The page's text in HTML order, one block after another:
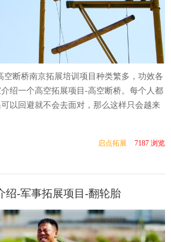
空断桥南京拓展培训项目种类繁多，功效各
绍一个高空拓展项目-高空断桥。每个人都
以回避就不会去面对，那么这样只会越来
启点拓展 7187 浏览
绍-军事拓展项目-翻轮胎